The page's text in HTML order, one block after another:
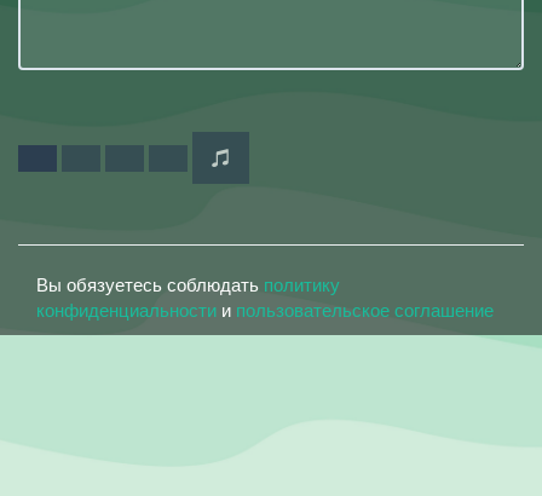
Вы обязуетесь соблюдать политику
конфиденциальности и пользовательское соглашение